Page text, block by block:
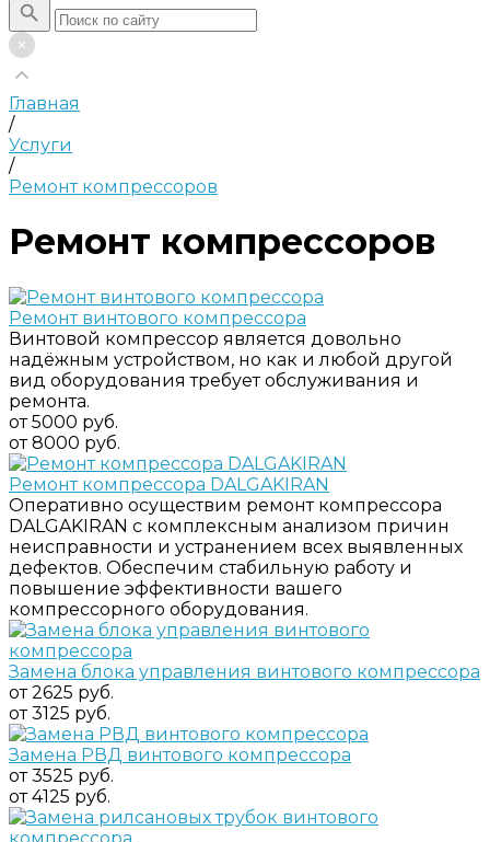
Главная
/
Услуги
/
Ремонт компрессоров
Ремонт компрессоров
Ремонт винтового компрессора
Винтовой компрессор является довольно
надёжным устройством, но как и любой другой
вид оборудования требует обслуживания и
ремонта.
от 5000 руб.
от 8000 руб.
Ремонт компрессора DALGAKIRAN
Оперативно осуществим ремонт компрессора
DALGAKIRAN с комплексным анализом причин
неисправности и устранением всех выявленных
дефектов. Обеспечим стабильную работу и
повышение эффективности вашего
компрессорного оборудования.
Замена блока управления винтового компрессора
от 2625 руб.
от 3125 руб.
Замена РВД винтового компрессора
от 3525 руб.
от 4125 руб.